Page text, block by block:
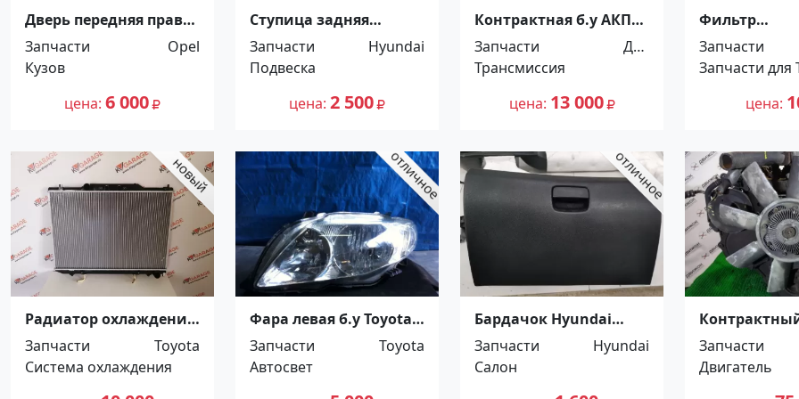
Дверь передняя правая
Opel Vectra B 1994-2002
Краснодар
Запчасти
Opel
Кузов
цена 6 000
Ступица задняя
HYUNDAI SOLARIS ,
ACCENT , KIA RIO 2011-
2014г Краснодар
Запчасти
Hyundai
Подвеска
цена 2 500
Контрактная б.у АКПП
A243F03A Toyota
Краснодар
Запчасти
Для
Трансмиссия
цена 13 000
Фильтр
GOMACO 110-
Краснодар
Запчасти
Запчасти для
цена
Радиатор охлаждения
TOYOTA IPSUM 1996-
2001 DIESEL Краснодар
Запчасти
Toyota
Система охлаждения
Фара левая б.у Toyota
Corolla 150 Краснодар
Запчасти
Toyota
Автосвет
Бардачок Hyundai
Solaris 2012 Кропоткин
Запчасти
Hyundai
Салон
двигатель
Краснодар
Запчасти
Двигатель